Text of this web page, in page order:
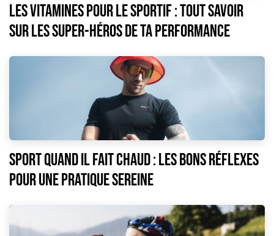
Les vitamines pour le sportif : tout savoir
sur les super-héros de ta performance
Sport quand il fait chaud : les bons réflexes
pour une pratique sereine